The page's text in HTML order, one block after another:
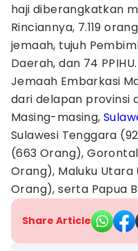
haji diberangkatkan
Rinciannya, 7.119
jemaah, tujuh
Daerah, dan 74 PPIHU.
Jemaah Embarkasi
dari delapan provinsi
Masing-masing,
Sulawesi Tenggara
(663 Orang),
Orang), Maluku Utara
Orang), serta Papua
Share Article